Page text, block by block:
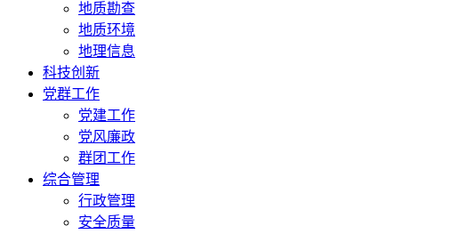
地质勘查
地质环境
地理信息
科技创新
党群工作
党建工作
党风廉政
群团工作
综合管理
行政管理
安全质量